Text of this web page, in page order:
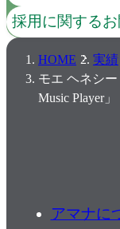
採用に関する
HOME
実績
モエ ヘネシ
Music Player」
アマナに